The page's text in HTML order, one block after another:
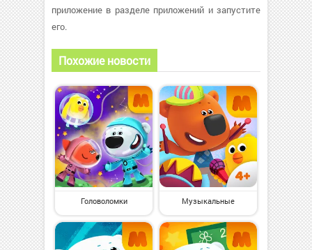
приложение в разделе приложений и запустите
его.
Похожие новости
Головоломки Музыкальные